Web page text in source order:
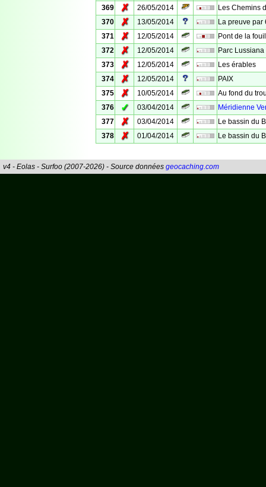
369
✗ 26/05/2014
Les Chemins
370
✗ 13/05/2014
La preuve par
371
✗ 12/05/2014
Pont de la
372
✗ 12/05/2014
Parc Lussiana
373
✗ 12/05/2014
Les érables
374
✗ 12/05/2014
PAIX
375
✗ 10/05/2014
Au fond du
376
✓ 03/04/2014
Méridienne
377
✗ 03/04/2014
Le bassin du
378
✗ 01/04/2014 Le bassin du
v4 - Eolas - Surfoo (2007-2026) - Source données geocaching.com